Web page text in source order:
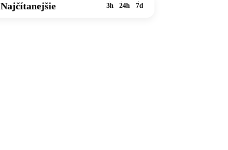
Najčítanejšie 3h 24h 7d